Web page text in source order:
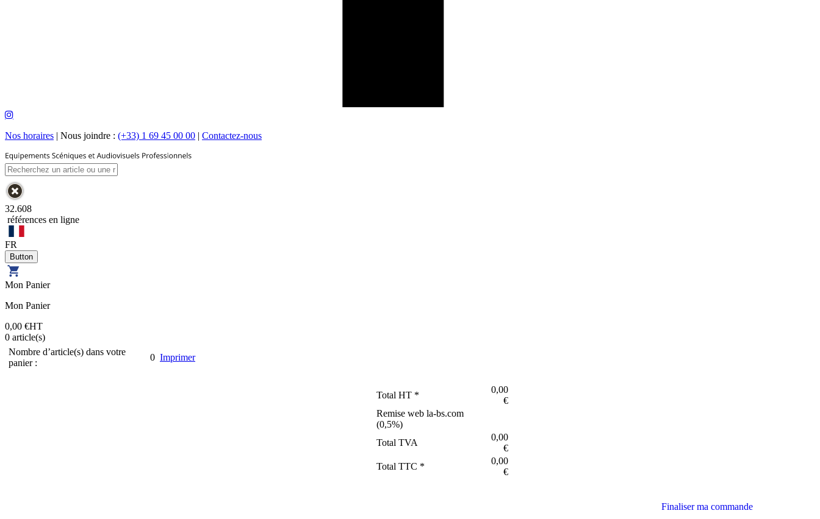
Nos horaires | Nous joindre : (+33) 1 69 45 00 00 | Contactez-nous
32.608
références en ligne
FR
Mon Panier
Mon Panier
0,00 €HT
0 article(s)
Nombre d’article(s) dans votre
panier :
0 Imprimer
Total HT *
0,00
€
Remise web la-bs.com
(0,5%)
Total TVA
0,00
€
Total TTC *
0,00
€
Finaliser ma commande